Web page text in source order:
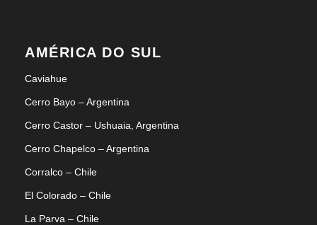
AMÉRICA DO SUL
Caviahue
Cerro Bayo – Argentina
Cerro Castor – Ushuaia, Argentina
Cerro Chapelco – Argentina
Corralco – Chile
El Colorado – Chile
La Parva – Chile